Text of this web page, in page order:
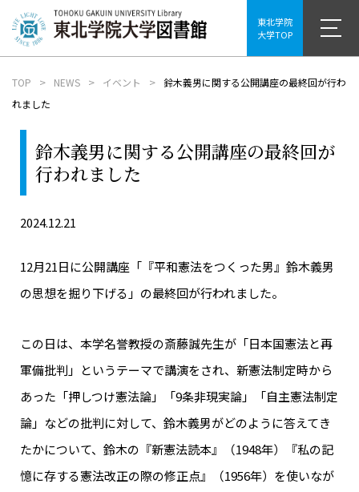
東北学院
大学TOP
TOP NEWS イベント
鈴木義男に関する公開講座の最終回が行わ
れました
鈴木義男に関する公開講座の最終回が
行われました
2024.12.21
12月21日に公開講座「『平和憲法をつくった男』鈴木義男
の思想を掘り下げる」の最終回が行われました。
この日は、本学名誉教授の斎藤誠先生が「日本国憲法と再
軍備批判」というテーマで講演をされ、新憲法制定時から
あった「押しつけ憲法論」「9条非現実論」「自主憲法制定
論」などの批判に対して、鈴木義男がどのように答えてき
たかについて、鈴木の『新憲法読本』（1948年）『私の記
憶に存する憲法改正の際の修正点』（1956年）を使いなが